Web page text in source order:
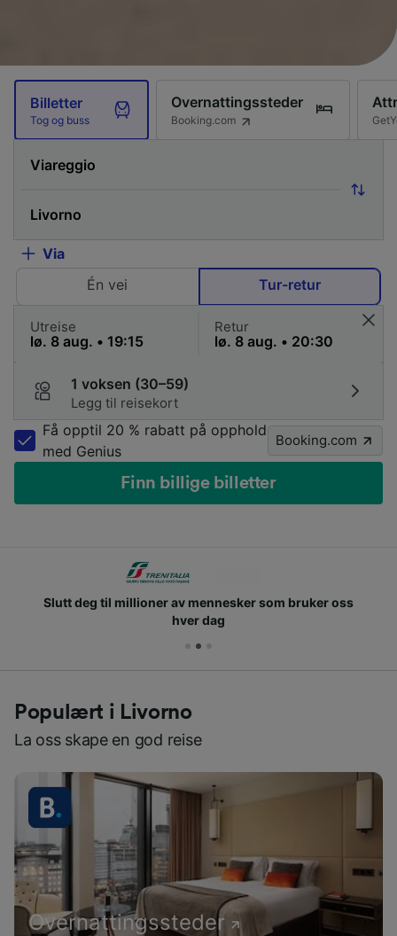
Billetter
Tog og buss
Overnattingssteder
Booking.com
Via
Én vei
Tur-retur
Utreise Retur
1 voksen (30–59)
Legg til reisekort
Få opptil 20 % rabatt på opphold
med Genius
Booking.com
Finn billige billetter
Slutt deg til millioner av mennesker som bruker oss
hver dag
Populært i Livorno
La oss skape en god reise
Overnattingssteder